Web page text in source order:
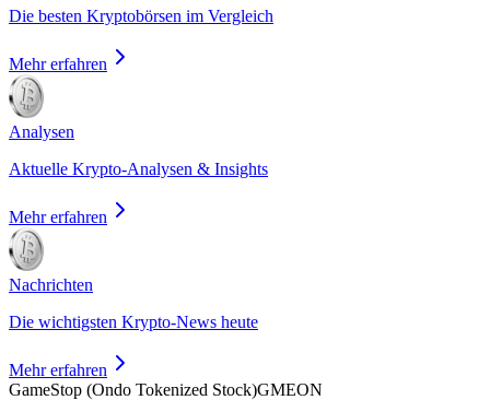
Die besten Kryptobörsen im Vergleich
Mehr erfahren
Analysen
Aktuelle Krypto-Analysen & Insights
Mehr erfahren
Nachrichten
Die wichtigsten Krypto-News heute
Mehr erfahren
GameStop (Ondo Tokenized Stock)GMEON